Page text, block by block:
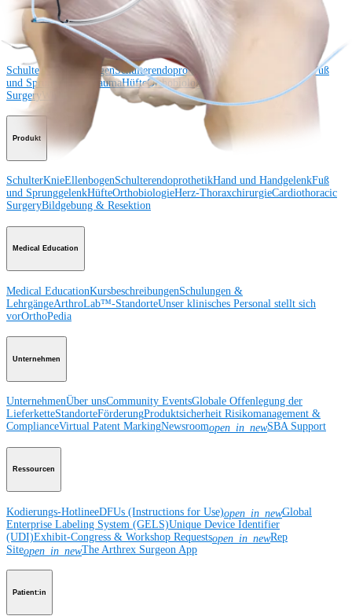
Operationsverfahren
Schulter Knie EllenbogenSchulterendoprothetikHand und HandgelenkFuß
und Sprunggelenk
TraumaHüfteOrthobiologie Cardiothoracic
Surgery
Produkt
SchulterKnieEllenbogenSchulterendoprothetikHand und HandgelenkFuß
und SprunggelenkHüfteOrthobiologieHerz-ThoraxchirurgieCardiothoracic
SurgeryBildgebung & Resektion
Medical Education
Medical EducationKursbeschreibungenSchulungen &
LehrgängeArthroLab™-StandorteUnser klinisches Personal stellt sich
vorOrthoPedia
Unternehmen
UnternehmenÜber unsCommunity EventsGlobale Offenlegung der
LieferketteStandorteFörderungProduktsicherheit Risikomanagement &
ComplianceVirtual Patent MarkingNewsroomopen_in_newSBA Support
Ressourcen
Kodierungs-HotlineeDFUs (Instructions for Use)open_in_newGlobal
Enterprise Labeling System (GELS)Unique Device Identifier
(UDI)Exhibit-Congress & Workshop Requestsopen_in_newRep
Siteopen_in_newThe Arthrex Surgeon App
Patient:in